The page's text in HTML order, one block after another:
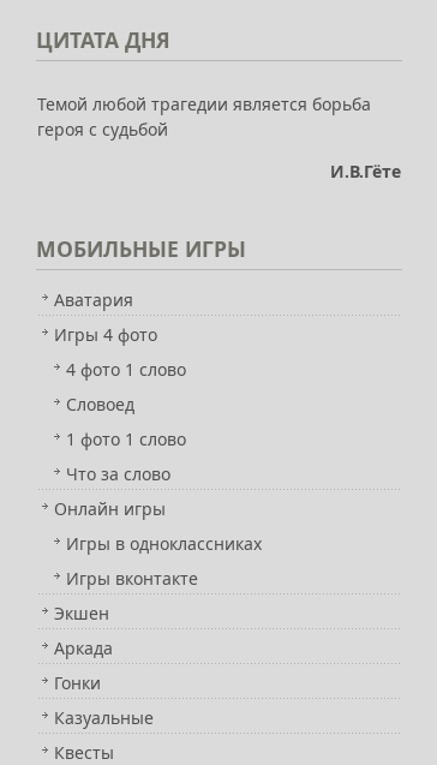
ЦИТАТА ДНЯ
Темой любой трагедии является борьба
героя с судьбой
И.В.Гёте
МОБИЛЬНЫЕ ИГРЫ
Аватария
Игры 4 фото
4 фото 1 слово
Словоед
1 фото 1 слово
Что за слово
Онлайн игры
Игры в одноклассниках
Игры вконтакте
Экшен
Аркада
Гонки
Казуальные
Квесты